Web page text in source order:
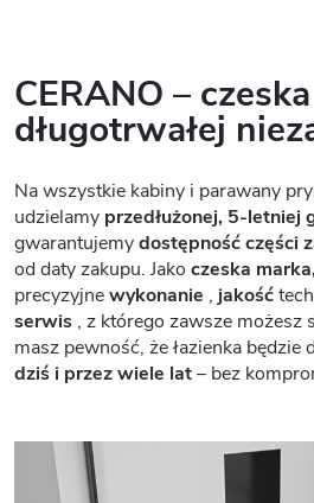
CERANO –
długotrwałej
Na wszystkie kabiny i parawany
udzielamy przedłużonej, 5-letniej
gwarantujemydostępność części
od daty zakupu. Jako czeska
precyzyjnewykonanie , jakość
serwis , z którego zawsze możesz
masz pewność, że łazienka będzie
dziś i przez wiele lat– bez